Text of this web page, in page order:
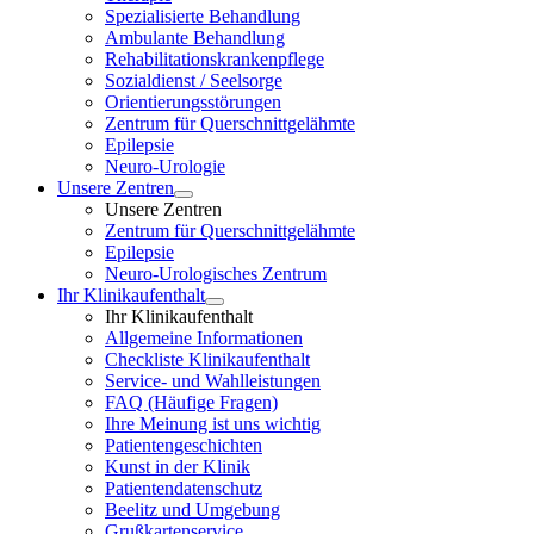
Spezialisierte Behandlung
Ambulante Behandlung
Rehabilitationskrankenpflege
Sozialdienst / Seelsorge
Orientierungsstörungen
Zentrum für Querschnittgelähmte
Epilepsie
Neuro-Urologie
Unsere Zentren
Unsere Zentren
Zentrum für Querschnittgelähmte
Epilepsie
Neuro-Urologisches Zentrum
Ihr Klinikaufenthalt
Ihr Klinikaufenthalt
Allgemeine Informationen
Checkliste Klinikaufenthalt
Service- und Wahlleistungen
FAQ (Häufige Fragen)
Ihre Meinung ist uns wichtig
Patientengeschichten
Kunst in der Klinik
Patientendatenschutz
Beelitz und Umgebung